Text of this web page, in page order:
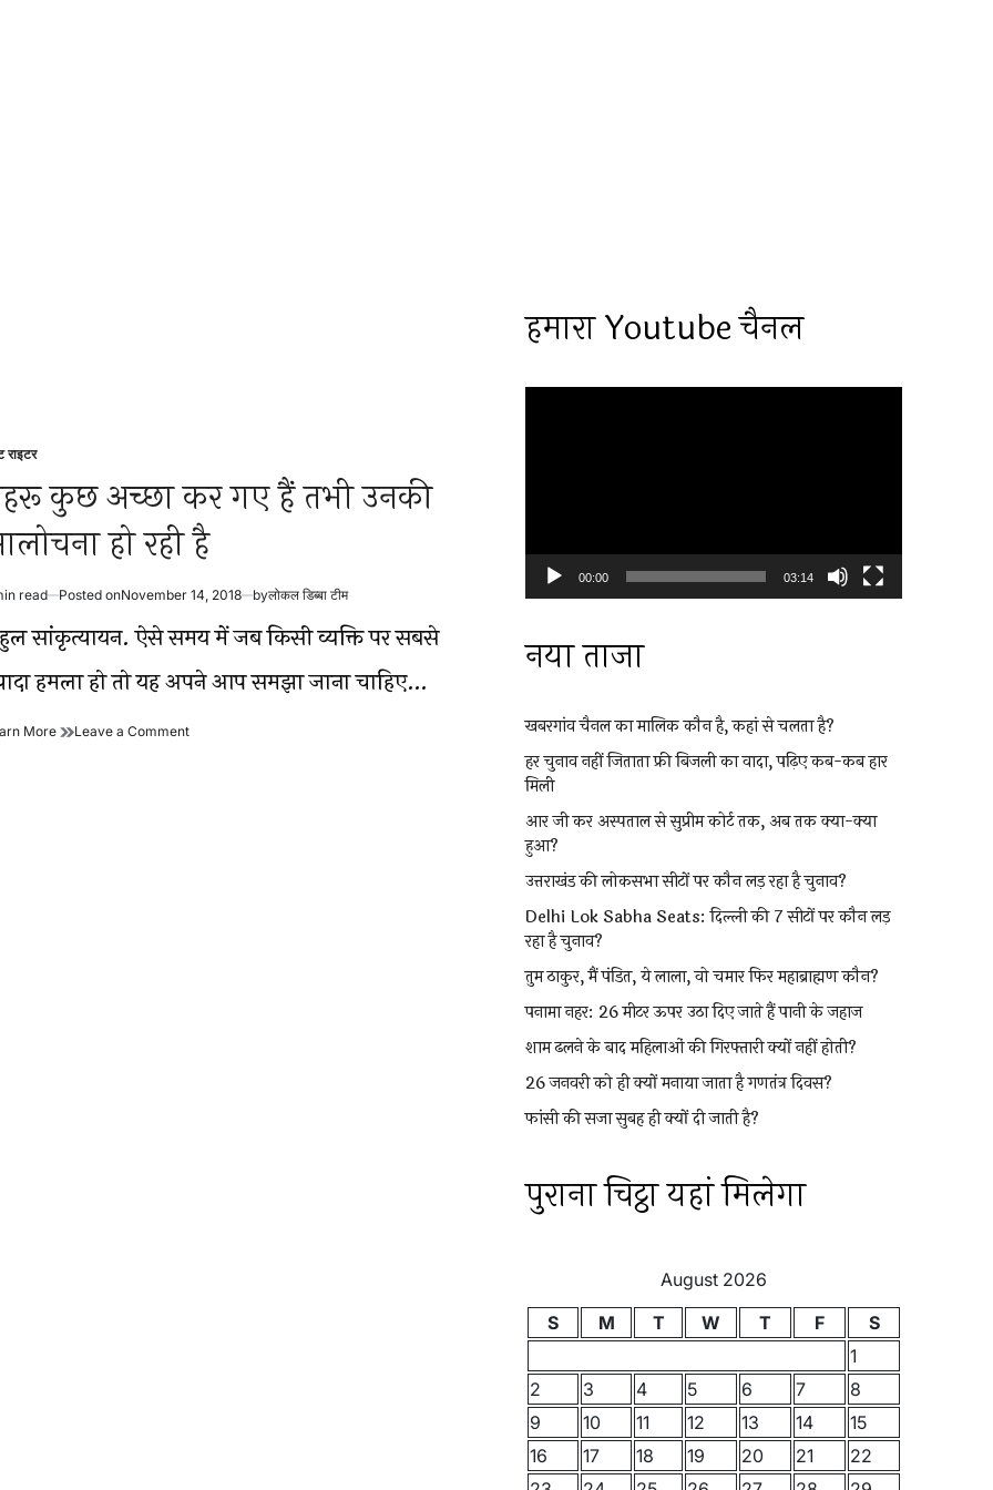
राइटर
कुछ अच्छा कर गए हैं तभी उनकी
हो रही है
read Posted onNovember 14, 2018 byलोकल डिब्बा टीम
सांकृत्यायन. ऐसे समय में जब किसी व्यक्ति पर सबसे
हमला हो तो यह अपने आप समझा जाना चाहिए…
More नेहरूLeave a Commenton
हमारा Youtube चैनल
00:00 03:14
नया ताजा
खबरगांव चैनल का मालिक कौन है, कहां से चलता है?
हर चुनाव नहीं जिताता फ्री बिजली का वादा, पढ़िए कब-कब हार
मिली
आर जी कर अस्पताल से सुप्रीम कोर्ट तक, अब तक क्या-क्या
हुआ?
उत्तराखंड की लोकसभा सीटों पर कौन लड़ रहा है चुनाव?
Delhi Lok Sabha Seats: दिल्ली की 7 सीटों पर कौन लड़
रहा है चुनाव?
तुम ठाकुर, मैं पंडित, ये लाला, वो चमार फिर महाब्राह्मण कौन?
पनामा नहर: 26 मीटर ऊपर उठा दिए जाते हैं पानी के जहाज
शाम ढलने के बाद महिलाओं की गिरफ्तारी क्यों नहीं होती?
26 जनवरी को ही क्यों मनाया जाता है गणतंत्र दिवस?
फांसी की सजा सुबह ही क्यों दी जाती है?
पुराना चिट्ठा यहां मिलेगा
August 2026
S
M T W T F
S
1
2
3 4 5 6 7
8
9
10 11 12 13 14
15
16
17 18 19 20 21
22